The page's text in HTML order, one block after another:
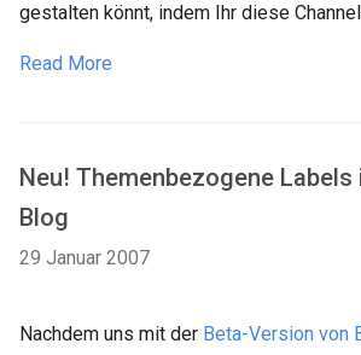
gestalten könnt, indem Ihr diese
Read More
Neu! Themenbezogene Labels
Blog
29 Januar 2007
Nachdem uns mit der Beta-Version von